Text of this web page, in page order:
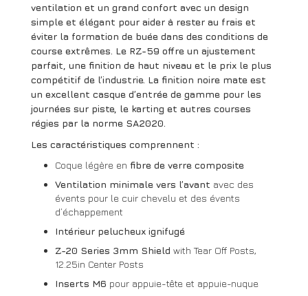
ventilation et un grand confort avec un design
simple et élégant pour aider à rester au frais et
éviter la formation de buée dans des conditions de
course extrêmes. Le RZ-59 offre un ajustement
parfait, une finition de haut niveau et le prix le plus
compétitif de l’industrie. La finition noire mate est
un excellent casque d’entrée de gamme pour les
journées sur piste, le karting et autres courses
régies par la norme SA2020.
Les caractéristiques comprennent :
Coque légère en fibre de verre composite
Ventilation minimale vers l’avant avec des
évents pour le cuir chevelu et des évents
d’échappement
Intérieur pelucheux ignifugé
Z-20 Series 3mm Shield with Tear Off Posts,
12.25in Center Posts
Inserts M6 pour appuie-tête et appuie-nuque